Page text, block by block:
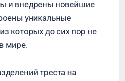
и внедрены новейшие
уникальные
которых до сих пор не
мире.
треста на